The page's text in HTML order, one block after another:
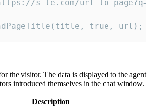
site.com/
true, url);
the visitor. The data is displayed to the agent
introduced themselves in the chat window.
Description